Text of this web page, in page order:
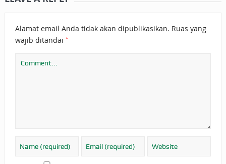
Alamat email Anda tidak akan dipublikasikan. Ruas yang
wajib ditandai *